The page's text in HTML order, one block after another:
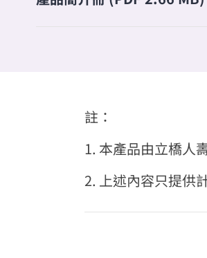
註：
1. 本產品由立橋人
2. 上述內容只提供